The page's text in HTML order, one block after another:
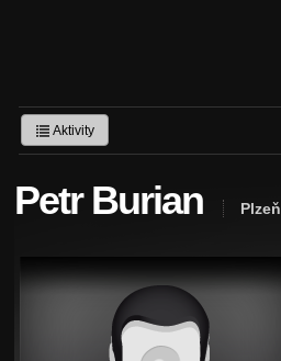
Aktivity
Petr Burian Plzeň